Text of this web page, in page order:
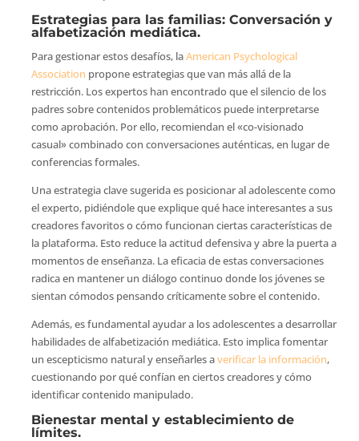
Estrategias para las familias: Conversación y
alfabetización mediática.
Para gestionar estos desafíos, laAmerican Psychological
Association propone estrategias que van más allá de la
restricción. Los expertos han encontrado que el silencio de los
padres sobre contenidos problemáticos puede interpretarse
como aprobación. Por ello, recomiendan el «co-visionado
casual» combinado con conversaciones auténticas, en lugar de
conferencias formales.
Una estrategia clave sugerida es posicionar al adolescente como
el experto, pidiéndole que explique qué hace interesantes a sus
creadores favoritos o cómo funcionan ciertas características de
la plataforma. Esto reduce la actitud defensiva y abre la puerta a
momentos de enseñanza. La eficacia de estas conversaciones
radica en mantener un diálogo continuo donde los jóvenes se
sientan cómodos pensando críticamente sobre el contenido.
Además, es fundamental ayudar a los adolescentes a desarrollar
habilidades de alfabetización mediática. Esto implica fomentar
un escepticismo natural y enseñarles averificar la información,
cuestionando por qué confían en ciertos creadores y cómo
identificar contenido manipulado.
Bienestar mental y establecimiento de
límites.